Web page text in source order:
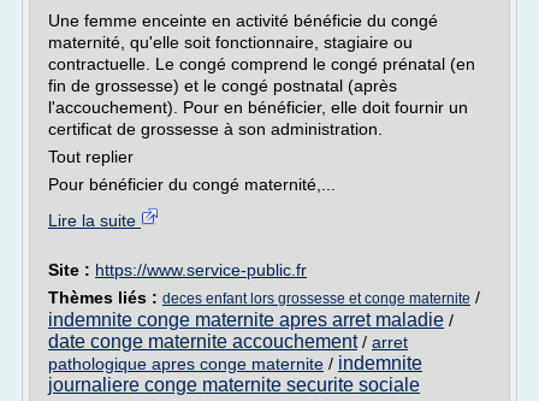
Une femme enceinte en activité bénéficie du congé
maternité, qu'elle soit fonctionnaire, stagiaire ou
contractuelle. Le congé comprend le congé prénatal (en
fin de grossesse) et le congé postnatal (après
l'accouchement). Pour en bénéficier, elle doit fournir un
certificat de grossesse à son administration.
Tout replier
Pour bénéficier du congé maternité,...
Lire la suite
Site : https://www.service-public.fr
Thèmes liés : deces enfant lors grossesse et conge maternite /
indemnite conge maternite apres arret maladie /
date conge maternite accouchement/ arret
pathologique apres conge maternite / indemnite
journaliere conge maternite securite sociale